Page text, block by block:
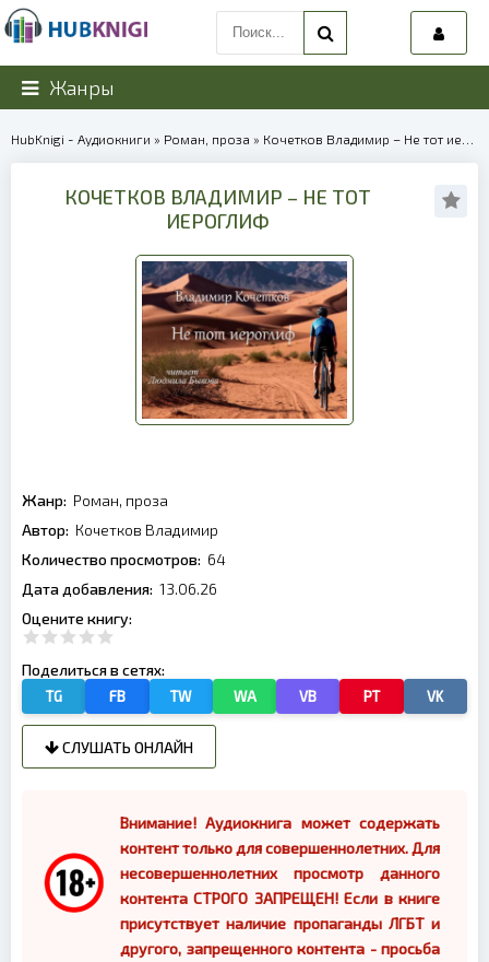
Жанры
HubKnigi - Аудиокниги » Роман, проза » Кочетков Владимир – Не тот иероглиф | 40147
КОЧЕТКОВ ВЛАДИМИР – НЕ ТОТ
ИЕРОГЛИФ
Жанр: Роман, проза
Автор: Кочетков Владимир
Количество просмотров: 64
Дата добавления: 13.06.26
Оцените книгу:
Поделиться в сетях:
TG FB TW WA VB PT VK
СЛУШАТЬ ОНЛАЙН
Внимание! Аудиокнига может содержать
контент только для совершеннолетних. Для
несовершеннолетних просмотр данного
контента СТРОГО ЗАПРЕЩЕН! Если в книге
присутствует наличие пропаганды ЛГБТ и
другого, запрещенного контента - просьба